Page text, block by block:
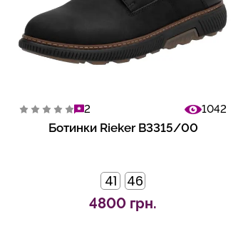
2 1042
Ботинки Rieker B3315/00
41 46
4800 грн.